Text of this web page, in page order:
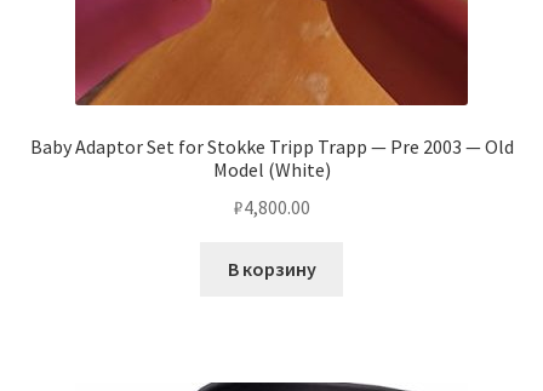
Baby Adaptor Set for Stokke Tripp Trapp — Pre 2003 — Old
Model (White)
₽4,800.00
В корзину